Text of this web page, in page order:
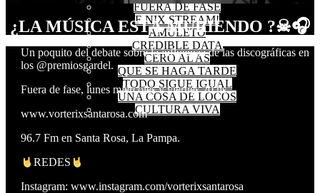
FUERA DE FASE
F-NIX STREAM!
AMULETO
CREDIBLE DATA
CERO AL AS
QUE SE HAGA TARDE
TODO SIGUE IGUAL
UNA COSA DE LOCOS
CULTURA VIVA
¿LA MÚSICA ESTÁ MURIENDO ?☠🎧
Un poquito del debate sobre la influencia de las discográficas en
los @premiosgardel.
Fuera de fase, lunes miércoles y viernes 20 hs.
www.vorterixsantarosa.com
96.7 Fm en Santa Rosa, La Pampa.
REDES
Instagram: www.instagram.com/vorterixsantarosa